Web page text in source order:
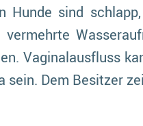
sind
Vaginalausfluss
Dem Besitzer